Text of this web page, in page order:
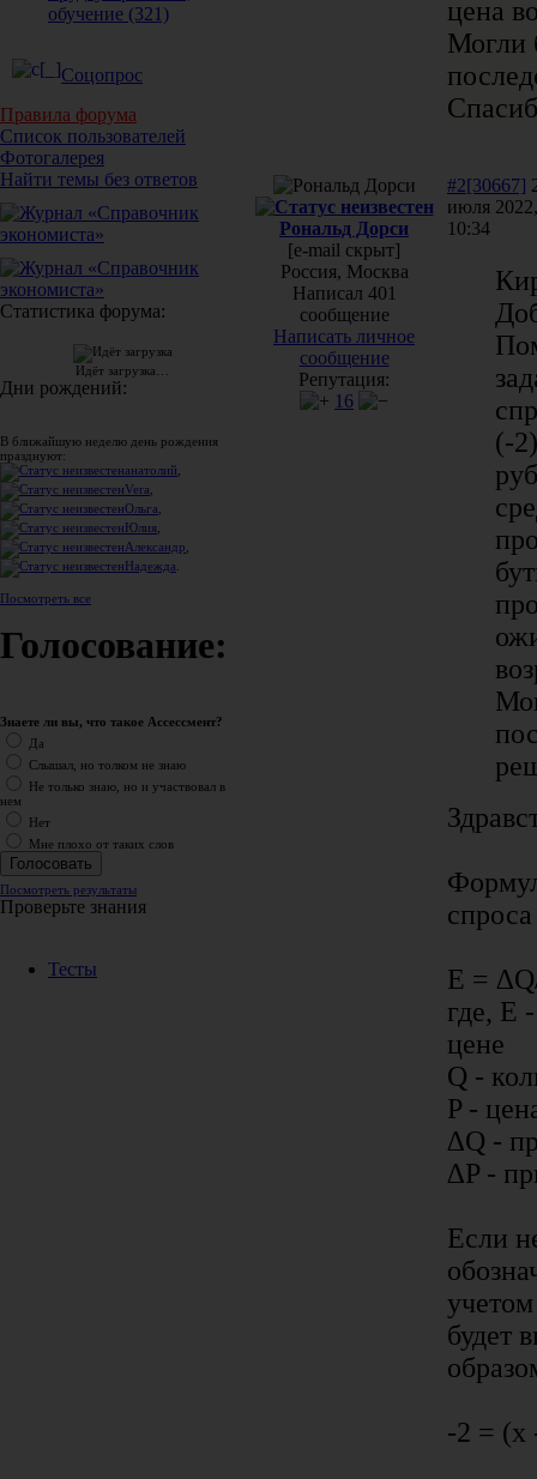
обучение (321)
Соцопрос
Правила форума
Список пользователей
Фотогалерея
Найти темы без ответов
Статистика форума:
Идёт загрузка…
Дни рождений:
В ближайшую неделю день рождения
празднуют:
анатолий
Vera
Ольга
Юлия
Александр
Надежда
Посмотреть все
Голосование:
Знаете ли вы, что такое Ассессмент?
Да
Слышал, но толком не знаю
Не только знаю, но и участвовал в
нем
Нет
Мне плохо от таких слов
Посмотреть результаты
Проверьте знания
Тесты
цена
Могли
Рональд Дорси
[e-mail скрыт]
Россия, Москва
Написал 401
сообщение
Написать личное
сообщение
Репутация:
16
#2[30667]
июля 2022,
10:34
(-
E =
где, E
цене
Q -
P -
∆Q -
∆P -
Если
будет
-2 = (х